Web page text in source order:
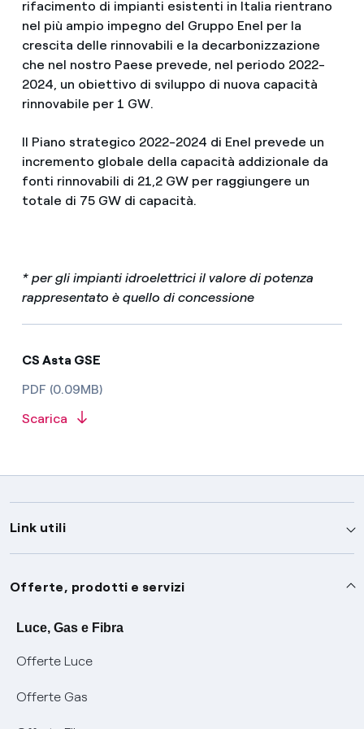
rifacimento di impianti esistenti in Italia rientrano
nel più ampio impegno del Gruppo Enel per la
crescita delle rinnovabili e la decarbonizzazione
che nel nostro Paese prevede, nel periodo 2022-
2024, un obiettivo di sviluppo di nuova capacità
rinnovabile per 1 GW.
Il Piano strategico 2022-2024 di Enel prevede un
incremento globale della capacità addizionale da
fonti rinnovabili di 21,2 GW per raggiungere un
totale di 75 GW di capacità.
* per gli impianti idroelettrici il valore di potenza
rappresentato è quello di concessione
CS Asta GSE
PDF (0.09MB)
Scarica
Link utili
Assistenza
Avvisi
SOS luce e gas
Conciliazioni e risoluzione delle controversie
Servizi
Offerte, prodotti e servizi
Luce, Gas e Fibra
Offerte Luce
Offerte Gas